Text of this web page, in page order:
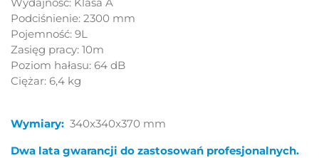
Podciśnienie: 2300 mm
Pojemność: 9L
Zasięg pracy: 10m
Poziom hałasu: 64 dB
Ciężar: 6,4 kg
Wymiary: 340x340x370 mm
Dwa lata gwarancji do zastosowań profesjonalnych.